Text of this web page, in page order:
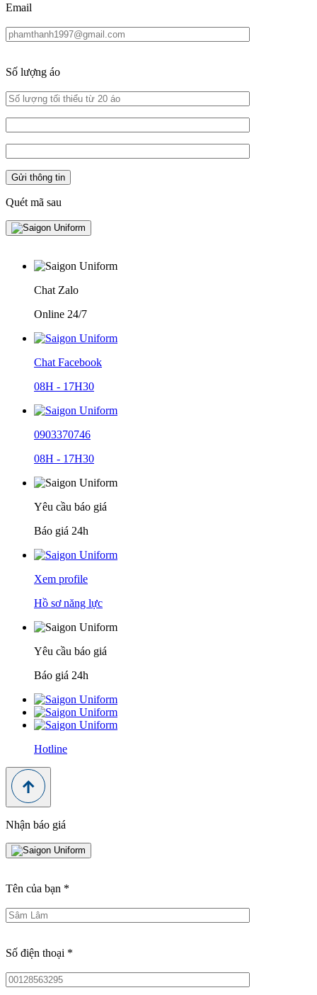
Email
Số lượng áo
Quét mã sau
Chat Zalo
Online 24/7
Chat Facebook
08H - 17H30
0903370746
08H - 17H30
Yêu cầu báo giá
Báo giá 24h
Xem profile
Hồ sơ năng lực
Yêu cầu báo giá
Báo giá 24h
Hotline
Nhận báo giá
Tên của bạn *
Số điện thoại *